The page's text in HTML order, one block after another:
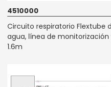
4510000
Circuito respiratorio Flextube
agua, línea de
1.6m